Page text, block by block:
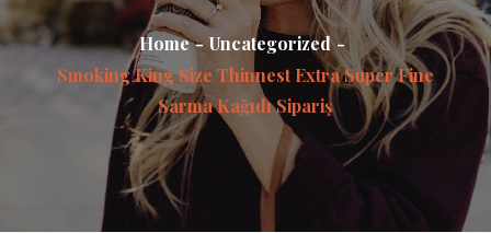
Home
Uncategorized
Smoking King Size Thinnest Extra Super Fine
Sarma Kağıdı Sipariş